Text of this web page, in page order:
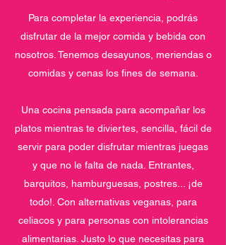
Para completar la experiencia, podrás
disfrutar de la mejor comida y bebida con
nosotros. Tenemos desayunos, meriendas o
comidas y cenas los fines de semana.
Una cocina pensada para acompañar los
platos mientras te diviertes, sencilla, fácil de
servir para poder disfrutar mientras juegas
y que no le falta de nada. Entrantes,
barquitos, hamburguesas, postres... ¡de
todo!. Con alternativas veganas, para
celiacos y para personas con intolerancias
alimentarias. Justo lo que necesitas para